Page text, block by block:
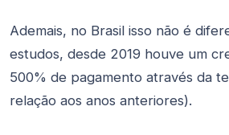
Ademais, no Brasil isso não é
estudos, desde 2019 houve um
500% de pagamento através da
relação aos anos anteriores).